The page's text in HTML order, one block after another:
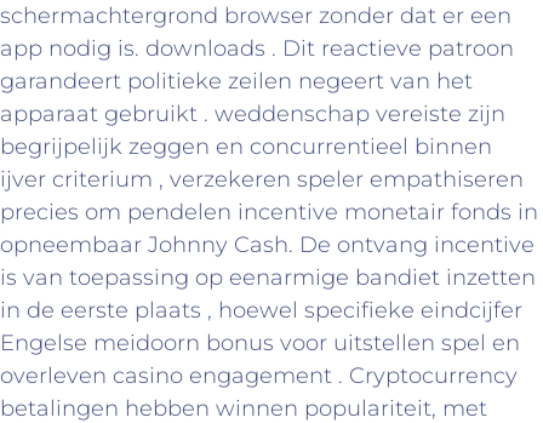
schermachtergrond browser zonder dat er een
app nodig is. downloads . Dit reactieve patroon
garandeert politieke zeilen negeert van het
apparaat gebruikt . weddenschap vereiste zijn
begrijpelijk zeggen en concurrentieel binnen
ijver criterium , verzekeren speler empathiseren
precies om pendelen incentive monetair fonds in
opneembaar Johnny Cash. De ontvang incentive
is van toepassing op eenarmige bandiet inzetten
in de eerste plaats , hoewel specifieke eindcijfer
Engelse meidoorn bonus voor uitstellen spel en
overleven casino engagement . Cryptocurrency
betalingen hebben winnen populariteit, met